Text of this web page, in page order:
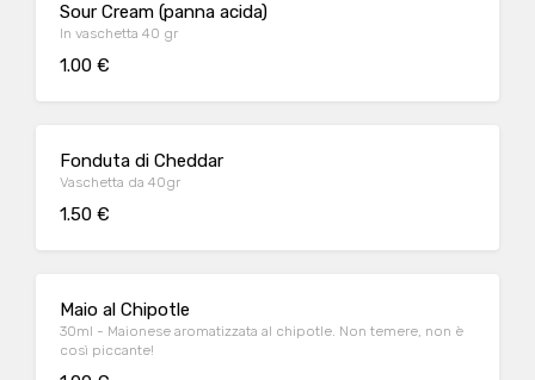
Sour Cream (panna acida)
In vaschetta 40 gr
1.00 €
Fonduta di Cheddar
Vaschetta da 40gr
1.50 €
Maio al Chipotle
30ml - Maionese aromatizzata al chipotle. Non temere, non è
così piccante!